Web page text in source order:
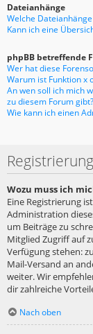
Dateianhänge
Welche
Kann ich eine
phpBB betreffende
Wer hat diese
Warum ist Funktion x
An wen soll ich mich
zu diesem Forum gibt?
Wie kann ich einen
Wozu muss ich
Eine Registrierung
Administration
um Beiträge zu
Mitglied Zugriff auf
Verfügung stehen:
Mail-Versand an
weiter. Wir
dir zahlreiche
Nach oben